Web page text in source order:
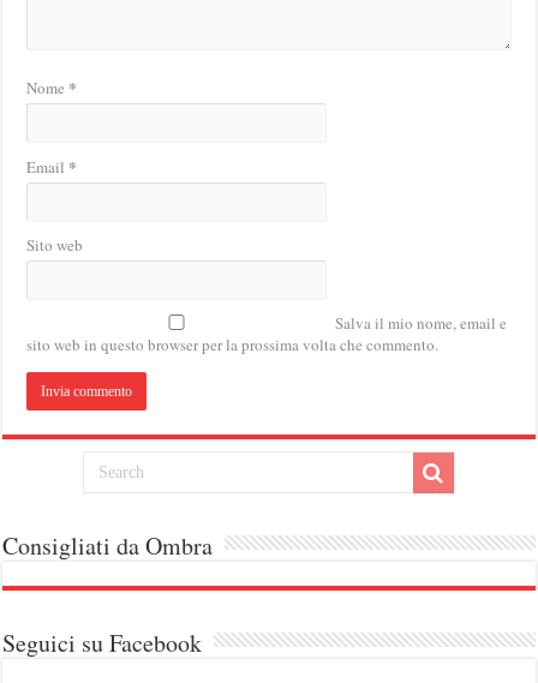
Nome *
Email *
Sito web
Salva il mio nome, email e
sito web in questo browser per la prossima volta che commento.
Consigliati da Ombra
Seguici su Facebook